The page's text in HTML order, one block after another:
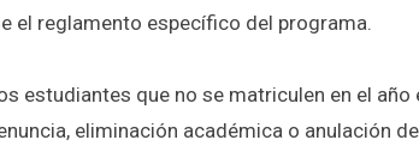
el reglamento específico del programa.
estudiantes que no se matriculen en el
eliminación académica o anulación